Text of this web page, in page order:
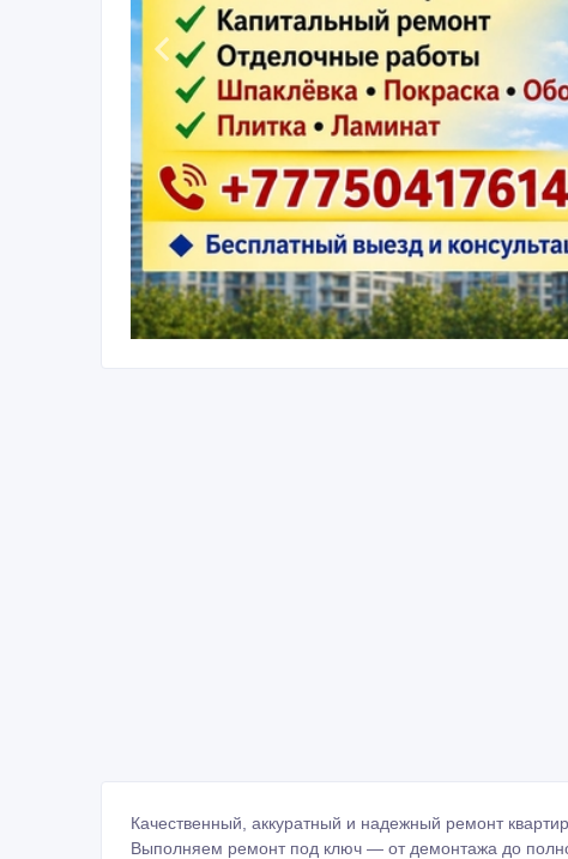
Качественный, аккуратный и надежный ремонт
Выполняем ремонт под ключ — от демонтажа до